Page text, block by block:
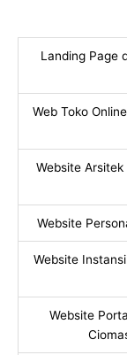
Landing Page
Web Toko
Website Arsitek
Website
Website
Website